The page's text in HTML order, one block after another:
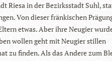
Riesa in der Bezirks­stadt Suhl,
Von die­ser frän­ki­schen
etwas. Aber ihre Neu­gier
wol­len geht mit Neu­gier stil­len
zu fin­den. Als das Andere zum